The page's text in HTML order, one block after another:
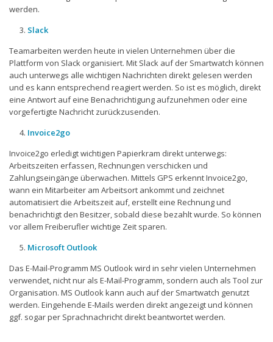
werden.
Slack
Teamarbeiten werden heute in vielen Unternehmen über die
Plattform von Slack organisiert. Mit Slack auf der Smartwatch können
auch unterwegs alle wichtigen Nachrichten direkt gelesen werden
und es kann entsprechend reagiert werden. So ist es möglich, direkt
eine Antwort auf eine Benachrichtigung aufzunehmen oder eine
vorgefertigte Nachricht zurückzusenden.
Invoice2go
Invoice2go erledigt wichtigen Papierkram direkt unterwegs:
Arbeitszeiten erfassen, Rechnungen verschicken und
Zahlungseingänge überwachen. Mittels GPS erkennt Invoice2go,
wann ein Mitarbeiter am Arbeitsort ankommt und zeichnet
automatisiert die Arbeitszeit auf, erstellt eine Rechnung und
benachrichtigt den Besitzer, sobald diese bezahlt wurde. So können
vor allem Freiberufler wichtige Zeit sparen.
Microsoft Outlook
Das E-Mail-Programm MS Outlook wird in sehr vielen Unternehmen
verwendet, nicht nur als E-Mail-Programm, sondern auch als Tool zur
Organisation. MS Outlook kann auch auf der Smartwatch genutzt
werden. Eingehende E-Mails werden direkt angezeigt und können
ggf. sogar per Sprachnachricht direkt beantwortet werden.